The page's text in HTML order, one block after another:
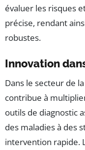
évaluer les risques
précise, rendant
robustes.
Innovation
Dans le secteur de
contribue à
outils de diagnostic
des maladies à des
intervention rapide.